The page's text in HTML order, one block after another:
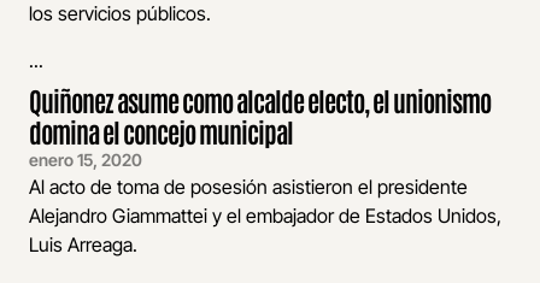
los servicios públicos.
...
Quiñonez asume como alcalde electo, el unionismo
domina el concejo municipal
enero 15, 2020
Al acto de toma de posesión asistieron el presidente
Alejandro Giammattei y el embajador de Estados Unidos,
Luis Arreaga.